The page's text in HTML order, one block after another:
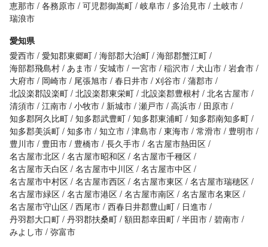
恵那市 各務原市 可児郡御嵩町 岐阜市 多治見市 土岐市
瑞浪市
愛知県
愛西市 愛知郡東郷町 海部郡大治町 海部郡蟹江町
海部郡飛島村 あま市 安城市 一宮市 稲沢市 犬山市 岩倉市
大府市
岡崎市 尾張旭市 春日井市 刈谷市 蒲郡市
北設楽郡設楽町 北設楽郡東栄町 北設楽郡豊根村 北名古屋市
清須市 江南市 小牧市 新城市 瀬戸市 高浜市
田原市
知多郡阿久比町 知多郡武豊町 知多郡東浦町 知多郡南知多町
知多郡美浜町 知多市 知立市 津島市 東海市 常滑市
豊明市
豊川市
豊田市 豊橋市 長久手市 名古屋市熱田区
名古屋市北区 名古屋市昭和区 名古屋市千種区
名古屋市天白区 名古屋市中川区 名古屋市中区
名古屋市中村区 名古屋市西区 名古屋市東区 名古屋市瑞穂区
名古屋市緑区 名古屋市港区 名古屋市南区 名古屋市名東区
名古屋市守山区 西尾市 西春日井郡豊山町
日進市
丹羽郡大口町 丹羽郡扶桑町 額田郡幸田町 半田市 碧南市
みよし市 弥富市